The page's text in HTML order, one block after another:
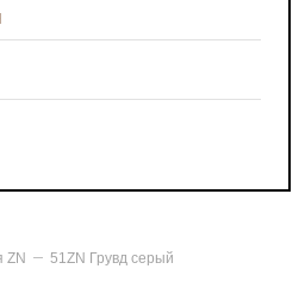
ZN 51ZN Грувд серый